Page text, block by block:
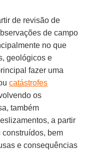
de revisão de
de campo
no que
geológicos e
fazer uma
catástrofes
os
também
a partir
bem
e consequências